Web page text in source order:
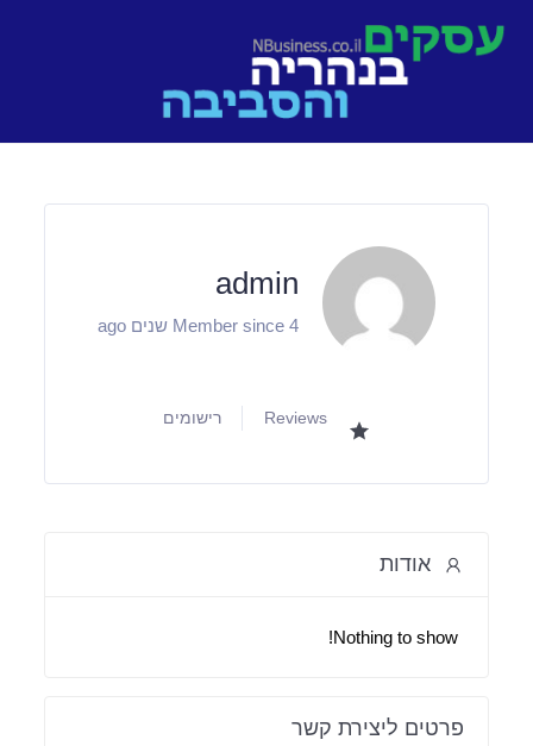
admin
Member since 4 שנים ago
Reviews רישומים
אודות
Nothing to show!
פרטים ליצירת קשר